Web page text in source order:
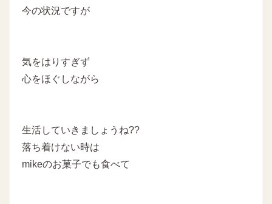
今の状況ですが
気をはりすぎず
心をほぐしながら
生活していきましょうね??
落ち着けない時は
mikeのお菓子でも食べて